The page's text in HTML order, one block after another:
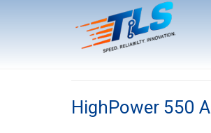
HighPower 550 A